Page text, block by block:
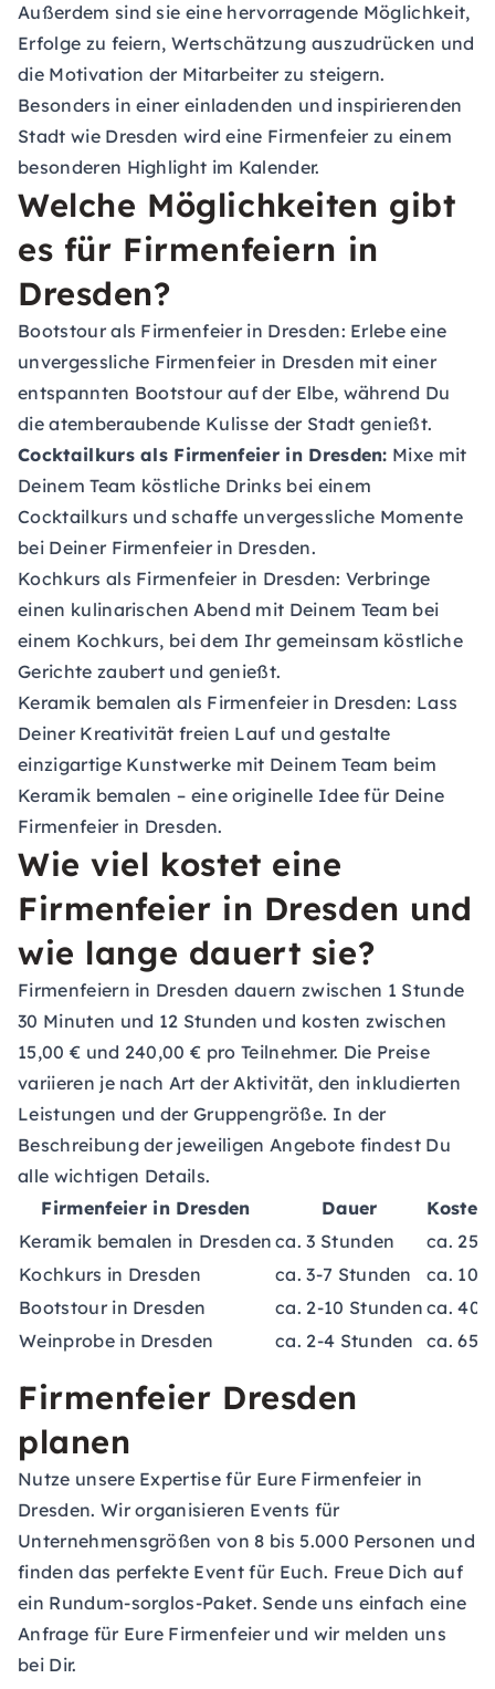
Außerdem sind sie eine hervorragende Möglichkeit,
Erfolge zu feiern, Wertschätzung auszudrücken und
die Motivation der Mitarbeiter zu steigern.
Besonders in einer einladenden und inspirierenden
Stadt wie Dresden wird eine Firmenfeier zu einem
besonderen Highlight im Kalender.
Welche Möglichkeiten gibt
es für Firmenfeiern in
Dresden?
Bootstour als Firmenfeier in Dresden: Erlebe eine
unvergessliche Firmenfeier in Dresden mit einer
entspannten Bootstour auf der Elbe, während Du
die atemberaubende Kulisse der Stadt genießt.
Cocktailkurs als Firmenfeier in Dresden: Mixe mit
Deinem Team köstliche Drinks bei einem
Cocktailkurs und schaffe unvergessliche Momente
bei Deiner Firmenfeier in Dresden.
Kochkurs als Firmenfeier in Dresden: Verbringe
einen kulinarischen Abend mit Deinem Team bei
einem Kochkurs, bei dem Ihr gemeinsam köstliche
Gerichte zaubert und genießt.
Keramik bemalen als Firmenfeier in Dresden: Lass
Deiner Kreativität freien Lauf und gestalte
einzigartige Kunstwerke mit Deinem Team beim
Keramik bemalen – eine originelle Idee für Deine
Firmenfeier in Dresden.
Wie viel kostet eine
Firmenfeier in Dresden und
wie lange dauert sie?
Firmenfeiern in Dresden dauern zwischen 1 Stunde
30 Minuten und 12 Stunden und kosten zwischen
15,00 € und 240,00 € pro Teilnehmer. Die Preise
variieren je nach Art der Aktivität, den inkludierten
Leistungen und der Gruppengröße. In der
Beschreibung der jeweiligen Angebote findest Du
alle wichtigen Details.
Firmenfeier in Dresden
Dauer
Keramik bemalen in Dresden ca. 3 Stunden
ca. 25-
Kochkurs in Dresden
ca. 3-7 Stunden
ca.
Bootstour in Dresden
ca. 2-10 Stunden ca. 40-
Weinprobe in Dresden
ca. 2-4 Stunden ca. 65-
Firmenfeier Dresden
planen
Nutze unsere Expertise für Eure Firmenfeier in
Dresden. Wir organisieren Events für
Unternehmensgrößen von 8 bis 5.000 Personen und
finden das perfekte Event für Euch. Freue Dich auf
ein Rundum-sorglos-Paket. Sende uns einfach eine
Anfrage für Eure Firmenfeierund wir melden uns
bei Dir.